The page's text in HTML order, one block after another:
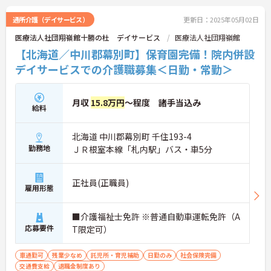
通所介護（デイサービス） 更新日：2025年05月02日
医療法人社団翔嶺館十勝の杜 デイサービス 医療法人社団翔嶺館
【北海道／中川郡幕別町】保育園完備！院内併設
デイサービスでの介護職募集＜日勤・常勤＞
給料 月収 15.8万円～程度 諸手当込み
勤務地
北海道 中川郡幕別町 千住193-4
ＪＲ根室本線「札内駅」バス・車5分
雇用形態 正社員(正職員)
応募要件
■介護福祉士免許 ※普通自動車運転免許（A
T限定可）
車通勤可 残業少なめ 託児所・育児補助 日勤のみ
社会保険完備
交通費支給
退職金制度あり